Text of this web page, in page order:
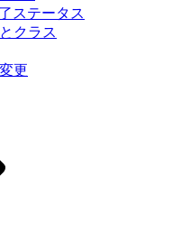
ステータス
クラス
更